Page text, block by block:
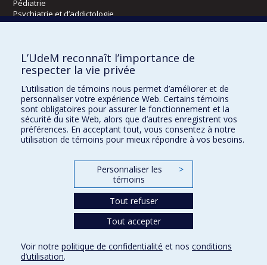
Pédiatrie
Psychiatrie et d’addictologie
Radiologie, radio-oncologie et médecine nucléaire
Écoles
Orthophonie et audiologie
Réadaptation
Directions
Confidentialité Conditions d’utilisation Paramètres des témoins
L’UdeM reconnaît l’importance de
respecter la vie privée
L’utilisation de témoins nous permet d’améliorer et de
personnaliser votre expérience Web. Certains témoins
sont obligatoires pour assurer le fonctionnement et la
sécurité du site Web, alors que d’autres enregistrent vos
préférences. En acceptant tout, vous consentez à notre
utilisation de témoins pour mieux répondre à vos besoins.
Personnaliser les
témoins
>
Tout refuser
Tout accepter
Voir notre politique de confidentialité et nos conditions
d’utilisation.